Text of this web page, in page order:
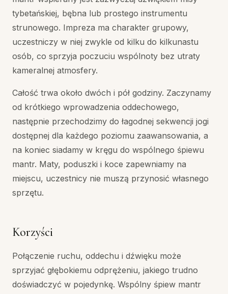
tybetańskiej, bębna lub prostego instrumentu
strunowego. Impreza ma charakter grupowy,
uczestniczy w niej zwykle od kilku do kilkunastu
osób, co sprzyja poczuciu wspólnoty bez utraty
kameralnej atmosfery.
Całość trwa około dwóch i pół godziny. Zaczynamy
od krótkiego wprowadzenia oddechowego,
następnie przechodzimy do łagodnej sekwencji jogi
dostępnej dla każdego poziomu zaawansowania, a
na koniec siadamy w kręgu do wspólnego śpiewu
mantr. Maty, poduszki i koce zapewniamy na
miejscu, uczestnicy nie muszą przynosić własnego
sprzętu.
Korzyści
Połączenie ruchu, oddechu i dźwięku może
sprzyjać głębokiemu odprężeniu, jakiego trudno
doświadczyć w pojedynkę. Wspólny śpiew mantr